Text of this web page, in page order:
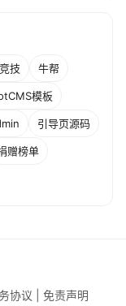
技 牛帮
模板
引导页源码
赠榜单
协议 免责声明